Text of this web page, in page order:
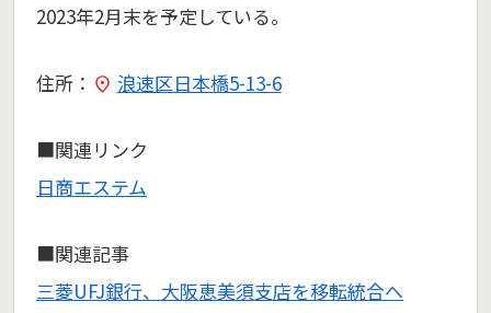
2023年2月末を予定している。
住所： 浪速区日本橋5-13-6
■関連リンク
日商エステム
■関連記事
三菱UFJ銀行、大阪恵美須支店を移転統合へ